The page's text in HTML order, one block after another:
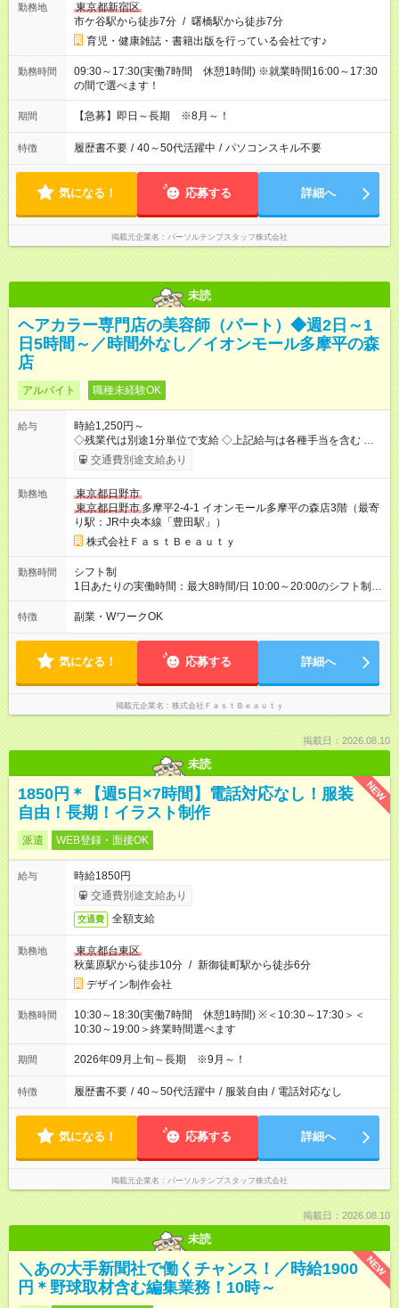
勤務地
東京都新宿区
市ケ谷駅から徒歩7分 / 曙橋駅から徒歩7分
育児・健康雑誌・書籍出版を行っている会社です♪
勤務時間
09:30～17:30(実働7時間 休憩1時間) ※就業時間16:00～17:30
の間で選べます！
期間 【急募】即日～長期 ※8月～！
特徴 履歴書不要 / 40～50代活躍中 / パソコンスキル不要
気になる！ 応募する 詳細へ
掲載元企業名 パーソルテンプスタッフ株式会社
未読
ヘアカラー専門店の美容師（パート）◆週2日～1
日5時間～／時間外なし／イオンモール多摩平の森
店
アルバイト 職種未経験OK
給与
時給1,250円～
◇残業代は別途1分単位で支給 ◇上記給与は各種手当を含む ◇毎
月インセンティブポイント付与 ・店舗売上や入客人数などに応
じてインセンティブポイントを付与 ・ポイントは6ヶ月に一度引
理美容師手当あり 研修期間6ヶ月間は以下給与のみ変更あり 時
給1230円 ※交通費支給（～500円/日） ※給与に関しては2025年
度の最低賃金を反映済み ※各都道府県の施行月より適応、入社
時期によっては変動の可能性あり 詳細は、採用担当へお問い合
わせください 【試用期間】試用期間なし
交通費別途支給あり
勤務地
東京都日野市
東京都日野市 多摩平2-4-1 イオンモール多摩平の森店3階（最寄
り駅：JR中央本線「豊田駅」）
株式会社ＦａｓｔＢｅａｕｔｙ
勤務時間
シフト制
1日あたりの実働時間：最大8時間/日 10:00～20:00のシフト制
週2日～、1日5時間～OK シフトはご希望を伺いながら相談のう
え決定します 扶養内勤務・ダブルワークOK
特徴 副業・WワークOK
気になる！ 応募する 詳細へ
掲載元企業名 株式会社ＦａｓｔＢｅａｕｔｙ
掲載日：2026.08.10
未読
NEW
1850円＊【週5日×7時間】電話対応なし！服装
自由！長期！イラスト制作
派遣 WEB登録・面接OK
給与
時給1850円
交通費別途支給あり
交通費 全額支給
勤務地
東京都台東区
秋葉原駅から徒歩10分 / 新御徒町駅から徒歩6分
デザイン制作会社
勤務時間
10:30～18:30(実働7時間 休憩1時間) ※＜10:30～17:30＞＜
10:30～19:00＞終業時間選べます
期間 2026年09月上旬～長期 ※9月～！
特徴 履歴書不要 / 40～50代活躍中 / 服装自由 / 電話対応なし
気になる！ 応募する 詳細へ
掲載元企業名 パーソルテンプスタッフ株式会社
掲載日：2026.08.10
未読
NEW
＼あの大手新聞社で働くチャンス！／時給1900
円＊野球取材含む編集業務！10時～